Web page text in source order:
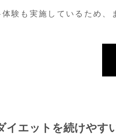
体験も実施しているため、
イエットを続けやす